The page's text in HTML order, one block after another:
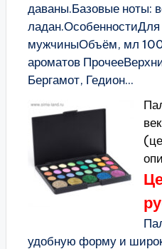
даваны.Базовые ноты:
ладан.ОсобенностиДля
мужчиныОбъём, мл
ароматов
Бергамот, Гедион...
удобную форму и